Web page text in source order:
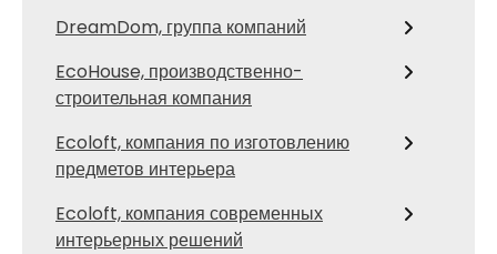
DreamDom, группа компаний
EcoHouse, производственно-
строительная компания
Ecoloft, компания по изготовлению
предметов интерьера
Ecoloft, компания современных
интерьерных решений